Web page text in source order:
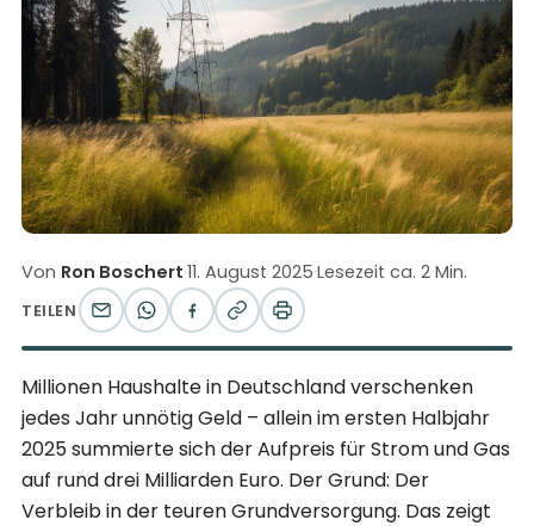
Von Ron Boschert·11. August 2025·Lesezeit ca. 2 Min.
TEILEN
Millionen Haushalte in Deutschland verschenken
jedes Jahr unnötig Geld – allein im ersten Halbjahr
2025 summierte sich der Aufpreis für Strom und Gas
auf rund drei Milliarden Euro. Der Grund: Der
Verbleib in der teuren Grundversorgung. Das zeigt